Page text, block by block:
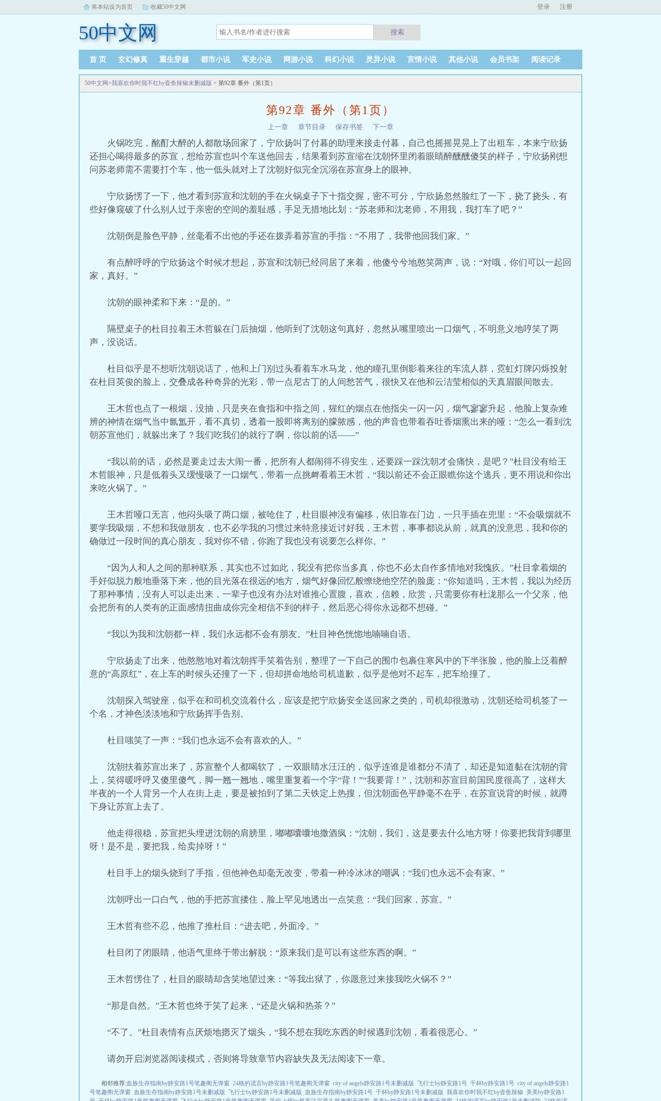
将本站设为首页 收藏50中文网 登录 注册
50中文网 搜索
首 页 玄幻修真 重生穿越 都市小说 军史小说 网游小说 科幻小说 灵异小说 言情小说 其他小说 会员书架 阅读记录
50中文网>我喜欢你时我不红by壶鱼辣椒未删减版 > 第92章 番外（第1页）
第92章 番外（第1页）
上一章 章节目录 保存书签 下一章
火锅吃完，酩酊大醉的人都散场回家了，宁欣扬叫了付暮的助理来接走付暮，自己也摇摇晃晃上了出租车，本来宁欣扬
还担心喝得最多的苏宣，想给苏宣也叫个车送他回去，结果看到苏宣缩在沈朝怀里闭着眼睛醉醺醺傻笑的样子，宁欣扬刚想
问苏老师需不需要打个车，他一低头就对上了沈朝好似完全沉溺在苏宣身上的眼神。
宁欣扬愣了一下，他才看到苏宣和沈朝的手在火锅桌子下十指交握，密不可分，宁欣扬忽然脸红了一下，挠了挠头，有
些好像窥破了什么别人过于亲密的空间的羞耻感，手足无措地比划：“苏老师和沈老师，不用我，我打车了吧？”
沈朝倒是脸色平静，丝毫看不出他的手还在拨弄着苏宣的手指：“不用了，我带他回我们家。”
有点醉呼呼的宁欣扬这个时候才想起，苏宣和沈朝已经同居了来着，他傻兮兮地憨笑两声，说：“对哦，你们可以一起回
家，真好。”
沈朝的眼神柔和下来：“是的。”
隔壁桌子的杜目拉着王木哲躲在门后抽烟，他听到了沈朝这句真好，忽然从嘴里喷出一口烟气，不明意义地哼笑了两
声，没说话。
杜目似乎是不想听沈朝说话了，他和上门别过头看着车水马龙，他的瞳孔里倒影着来往的车流人群，霓虹灯牌闪烁投射
在杜目英俊的脸上，交叠成各种奇异的光彩，带一点尼古丁的人间愁苦气，很快又在他和云洁莹相似的天真眉眼间散去。
王木哲也点了一根烟，没抽，只是夹在食指和中指之间，猩红的烟点在他指尖一闪一闪，烟气寥寥升起，他脸上复杂难
辨的神情在烟气当中氤氲开，看不真切，透着一股即将离别的朦脓感，他的声音也带着吞吐香烟熏出来的哑：“怎么一看到沈
朝苏宣他们，就躲出来了？我们吃我们的就行了啊，你以前的话——”
“我以前的话，必然是要走过去大闹一番，把所有人都闹得不得安生，还要踩一踩沈朝才会痛快，是吧？”杜目没有给王
木哲眼神，只是低着头又缓慢吸了一口烟气，带着一点挑衅看着王木哲，“我以前还不会正眼瞧你这个逃兵，更不用说和你出
来吃火锅了。”
王木哲哑口无言，他闷头吸了两口烟，被呛住了，杜目眼神没有偏移，依旧靠在门边，一只手插在兜里：“不会吸烟就不
要学我吸烟，不想和我做朋友，也不必学我的习惯过来特意接近讨好我，王木哲，事事都说从前，就真的没意思，我和你的
确做过一段时间的真心朋友，我对你不错，你跑了我也没有说要怎么样你。”
“因为人和人之间的那种联系，其实也不过如此，我没有把你当多真，你也不必太自作多情地对我愧疚。”杜目拿着烟的
手好似脱力般地垂落下来，他的目光落在很远的地方，烟气好像回忆般缭绕他空茫的脸庞：“你知道吗，王木哲，我以为经历
了那种事情，没有人可以走出来，一辈子也没有办法对谁推心置腹，喜欢，信赖，欣赏，只需要你有杜泷那么一个父亲，他
会把所有的人类有的正面感情扭曲成你完全相信不到的样子，然后恶心得你永远都不想碰。”
“我以为我和沈朝都一样，我们永远都不会有朋友。”杜目神色恍惚地喃喃自语。
宁欣扬走了出来，他憨憨地对着沈朝挥手笑着告别，整理了一下自己的围巾包裹住寒风中的下半张脸，他的脸上泛着醉
意的“高原红”，在上车的时候头还撞了一下，但却拼命地给司机道歉，似乎是他对不起车，把车给撞了。
沈朝探入驾驶座，似乎在和司机交流着什么，应该是把宁欣扬安全送回家之类的，司机却很激动，沈朝还给司机签了一
个名，才神色淡淡地和宁欣扬挥手告别。
杜目嗤笑了一声：“我们也永远不会有喜欢的人。”
沈朝扶着苏宣出来了，苏宣整个人都喝软了，一双眼睛水汪汪的，似乎连谁是谁都分不清了，却还是知道黏在沈朝的背
上，笑得暖呼呼又傻里傻气，脚一翘一翘地，嘴里重复着一个字“背！”“我要背！”，沈朝和苏宣目前国民度很高了，这样大
半夜的一个人背另一个人在街上走，要是被拍到了第二天铁定上热搜，但沈朝面色平静毫不在乎，在苏宣说背的时候，就蹲
下身让苏宣上去了。
他走得很稳，苏宣把头埋进沈朝的肩膀里，嘟嘟囔囔地撒酒疯：“沈朝，我们，这是要去什么地方呀！你要把我背到哪里
呀！是不是，要把我，给卖掉呀！”
杜目手上的烟头烧到了手指，但他神色却毫无改变，带着一种冷冰冰的嘲讽：“我们也永远不会有家。”
沈朝呼出一口白气，他的手把苏宣搂住，脸上罕见地透出一点笑意：“我们回家，苏宣。”
王木哲有些不忍，他推了推杜目：“进去吧，外面冷。”
杜目闭了闭眼睛，他语气里终于带出解脱：“原来我们是可以有这些东西的啊。”
王木哲愣住了，杜目的眼睛却含笑地望过来：“等我出狱了，你愿意过来接我吃火锅不？”
“那是自然。”王木哲也终于笑了起来，“还是火锅和热茶？”
“不了。”杜目表情有点厌烦地摁灭了烟头，“我不想在我吃东西的时候遇到沈朝，看着很恶心。”
请勿开启浏览器阅读模式，否则将导致章节内容缺失及无法阅读下一章。
相邻推荐:血族生存指南by静安路1号笔趣阁无弹窗 24格的谎言by静安路1号笔趣阁无弹窗 city of angels静安路1号未删减版 飞行士by静安路1号 千杯by静安路1号 city of angels静安路1
号笔趣阁无弹窗 血族生存指南by静安路1号未删减版 飞行士by静安路1号未删减版 血族生存指南by静安路1号 千杯by静安路1号未删减版 我喜欢你时我不红by壶鱼辣椒 美美by静安路1